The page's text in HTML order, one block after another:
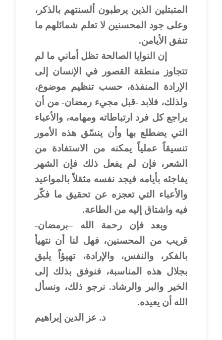
المتبتلين الذين يرطبون ألسنتهم بالذكر،
وعلى جود المحسنين لا تعلم شمائلهم ما
تنفق الأيامن.
إن النوايا الصالحة تظل أماني ما لم
تتجاوز منطقة القصور في الإنسان إلى
الإرادة المنفذة، حسب تنظيم موضوع،
ولذلك، فلابد -قبل مجيء رمضان- من أن
يراجع كل فرد ارتباطاته ومهامه، والأعباء
التي يضطلع بها وأن ينسّق هذه الأمور
تنسيقاً عملياً يمكنه من الاستفادة من
الشعر، فإن لم يفعل ذلك فإن الشهر
يفاجئه بأيامه فيجد نفسه مثقلاً بالمواعيد
والأعباء التي تعجزه عن تحقيق ما فكّر
فيه واشتاق إليه من الطاعة.
وبعد فإن رحمة الله –برمضان-
قريب من المحسنين، فهل لنا أن نتهيأ
بالفكر، والنفس، والإرادة، تهيؤاً يليق
بجلال هذه المناسبة، فنوفق بذلك إلى
الخير والبر والرشاد. نرجو ذلك، ونسأل
الله أن يعيده.
د. عز الدين إبراهيم